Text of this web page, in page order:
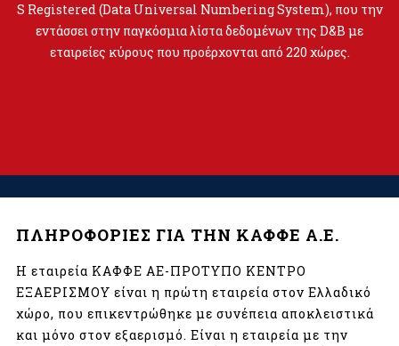
S Registered (Data Universal Numbering System), που την
εντάσσει στην παγκόσμια λίστα δεδομένων της D&B με
εταιρείες κύρους που προέρχονται από 220 χώρες.
ΠΛΗΡΟΦΟΡΙΕΣ ΓΙΑ ΤΗΝ ΚΑΦΦΕ Α.Ε.
Η εταιρεία ΚΑΦΦΕ ΑΕ-ΠΡΟΤΥΠΟ ΚΕΝΤΡΟ
ΕΞΑΕΡΙΣΜΟΥ είναι η πρώτη εταιρεία στον Ελλαδικό
χώρο, που επικεντρώθηκε με συνέπεια αποκλειστικά
και μόνο στον εξαερισμό. Είναι η εταιρεία με την